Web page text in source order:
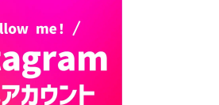
28日 令和8年度
道企業団職員採用
）
日 マイナンバー
伴う休日および